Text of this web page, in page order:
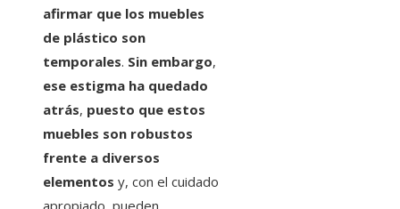
afirmar que los muebles
de plástico son
temporales. Sin embargo,
ese estigma ha quedado
atrás, puesto que estos
muebles son robustos
frente a diversos
elementos y, con el cuidado